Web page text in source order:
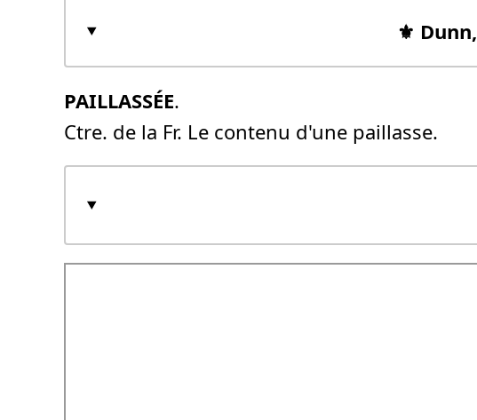
⚜️ Dunn,
PAILLASSÉE.
Ctre. de la Fr. Le contenu d'une paillasse.